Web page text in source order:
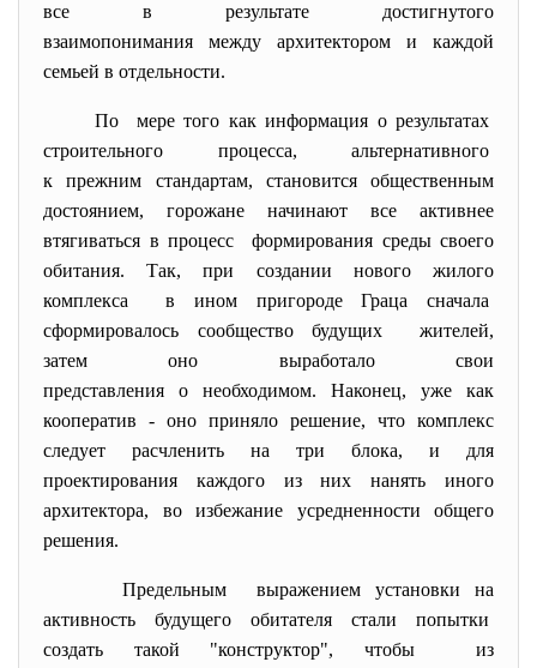
все в результате достигнутого
взаимопонимания между архитектором и каждой
семьей в отдельности.
По мере того как информация о результатах
строительного процесса, альтернативного
к прежним стандартам, становится общественным
достоянием, горожане начинают все активнее
втягиваться в процесс формирования среды своего
обитания. Так, при создании нового жилого
комплекса в ином пригороде Граца сначала
сформировалось сообщество будущих жителей,
затем оно выработало свои
представления о необходимом. Наконец, уже как
кооператив - оно приняло решение, что комплекс
следует расчленить на три блока, и для
проектирования каждого из них нанять иного
архитектора, во избежание усредненности общего
решения.
Предельным выражением установки на
активность будущего обитателя стали попытки
создать такой "конструктор", чтобы из